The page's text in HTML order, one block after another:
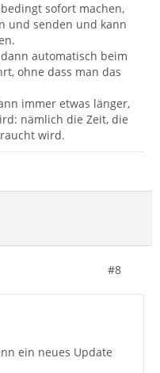
sofort machen,
und senden und kann
automatisch beim
ohne dass man das
immer etwas länger,
nämlich die Zeit, die
wird.
#8
ein neues Update